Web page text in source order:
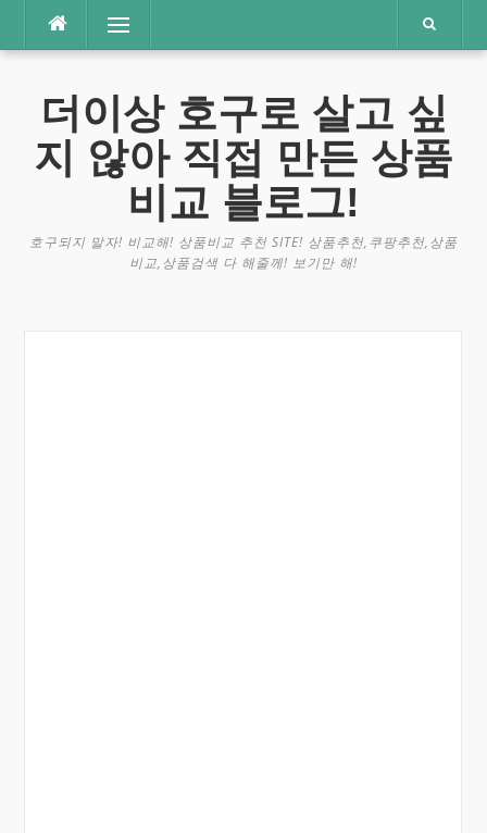
츠
메뉴
더이상 호구로 살고 싶
지 않아 직접 만든 상품
비교 블로그!
호구되지 말자! 비교해! 상품비교 추천 SITE! 상품추천,쿠팡추천,상품
비교,상품검색 다 해줄께! 보기만 해!